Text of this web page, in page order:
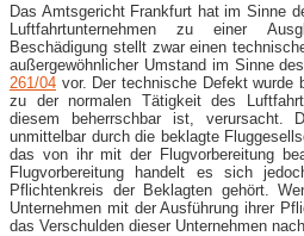
Das Amtsgericht Frankfurt hat im Sinne
Luftfahrtunternehmen zu einer
Beschädigung stellt zwar einen
außergewöhnlicher Umstand im Sinne
261/04 vor. Der technische Defekt wurde
zu der normalen Tätigkeit des
diesem beherrschbar ist, verursacht.
unmittelbar durch die beklagte
das von ihr mit der Flugvorbereitung
Flugvorbereitung handelt es sich
Pflichtenkreis der Beklagten gehört.
Unternehmen mit der Ausführung ihrer
das Verschulden dieser Unternehmen nach